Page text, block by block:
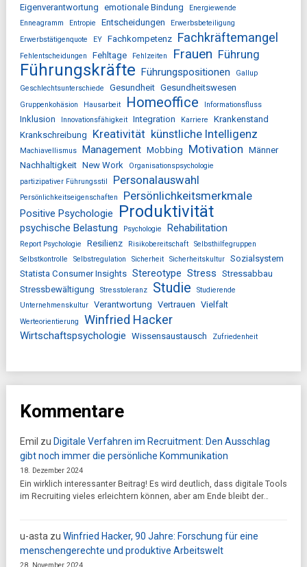
Eigenverantwortung emotionale Bindung
Energiewende
Enneagramm
Entropie Entscheidungen
Erwerbsbeteiligung
Erwerbstätigenquote
EY Fachkompetenz Fachkräftemangel
Fehlentscheidungen Fehltage Fehlzeiten Frauen Führung
Führungskräfte Führungspositionen
Gallup
Geschlechtsunterschiede
Gesundheit Gesundheitswesen
Gruppenkohäsion Hausarbeit Homeoffice Informationsfluss
Inklusion Innovationsfähigkeit Integration Karriere
Krankenstand
Krankschreibung
Kreativität künstliche Intelligenz
Machiavellismus Management Mobbing Motivation Männer
Nachhaltigkeit New Work
Organisationspsychologie
partizipativer Führungsstil
Personalauswahl
Persönlichkeitseigenschaften Persönlichkeitsmerkmale
Positive Psychologie Produktivität
psychische Belastung Psychologie Rehabilitation
Report Psychologie Resilienz Risikobereitschaft
Selbsthilfegruppen
Selbstkontrolle
Selbstregulation Sicherheit Sicherheitskultur
Sozialsystem
Statista Consumer Insights Stereotype Stress Stressabbau
Stressbewältigung
Stresstoleranz Studie
Studierende
Unternehmenskultur
Verantwortung Vertrauen Vielfalt
Werteorientierung Winfried Hacker
Wirtschaftspsychologie Wissensaustausch Zufriedenheit
Kommentare
Emil zu Digitale Verfahren im Recruitment: Den Ausschlag
gibt noch immer die persönliche Kommunikation
18. Dezember 2024
Ein wirklich interessanter Beitrag! Es wird deutlich, dass digitale Tools
im Recruiting vieles erleichtern können, aber am Ende bleibt der…
u-asta zu Winfried Hacker, 90 Jahre: Forschung für eine
menschengerechte und produktive Arbeitswelt
28. November 2024